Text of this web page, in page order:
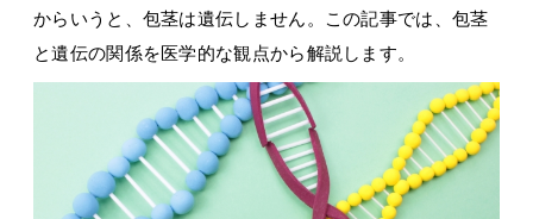
からいうと、包茎は遺伝しません。この記事では、包茎
と遺伝の関係を医学的な観点から解説します。